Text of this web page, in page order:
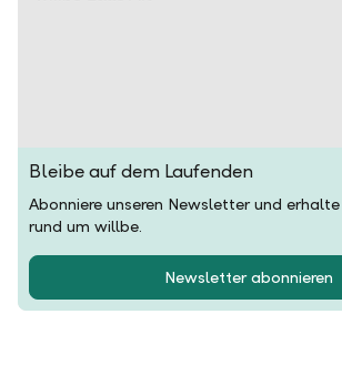
Bleibe auf dem Laufenden
Abonniere unseren Newsletter und
rund um willbe.
Newsletter abonnieren